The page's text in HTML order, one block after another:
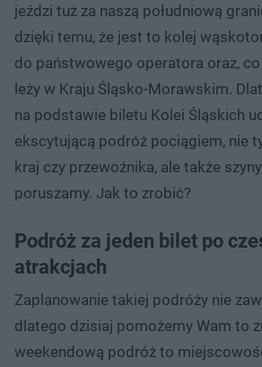
jeździ tuż za naszą południową
dzięki temu, że jest to kolej
do państwowego operatora oraz, co
leży w Kraju Śląsko-Morawskim.
na podstawie biletu Kolei Śląskich
ekscytującą podróż pociągiem, nie
kraj czy przewoźnika, ale także
poruszamy. Jak to zrobić?
Podróż za jeden bilet po
atrakcjach
Zaplanowanie takiej podróży nie
dlatego dzisiaj pomożemy Wam to
weekendową podróż to